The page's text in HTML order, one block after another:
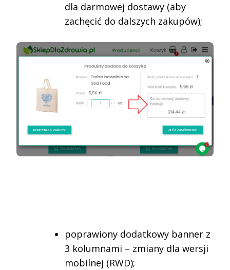
dla darmowej dostawy (aby
zachęcić do dalszych zakupów);
poprawiony dodatkowy banner z
3 kolumnami – zmiany dla wersji
mobilnej (RWD);